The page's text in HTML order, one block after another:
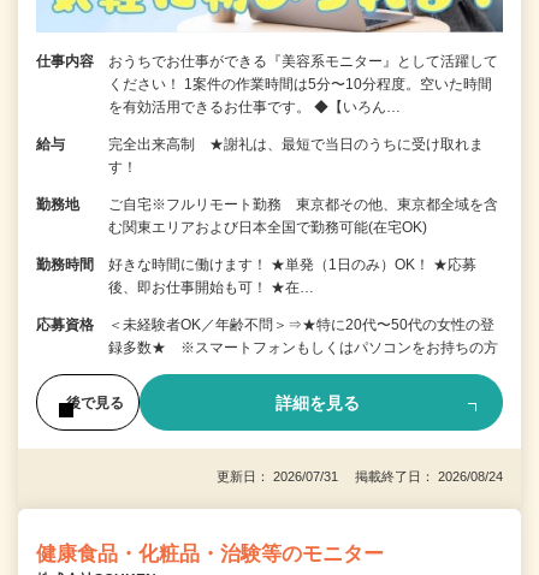
仕事内容
おうちでお仕事ができる『美容系モニター』として活躍して
ください！ 1案件の作業時間は5分〜10分程度。空いた時間
を有効活用できるお仕事です。 ◆【いろん…
給与
完全出来高制 ★謝礼は、最短で当日のうちに受け取れま
す！
勤務地
ご自宅※フルリモート勤務 東京都その他、東京都全域を含
む関東エリアおよび日本全国で勤務可能(在宅OK)
勤務時間
好きな時間に働けます！ ★単発（1日のみ）OK！ ★応募
後、即お仕事開始も可！ ★在…
応募資格
＜未経験者OK／年齢不問＞⇒★特に20代〜50代の女性の登
録多数★ ※スマートフォンもしくはパソコンをお持ちの方
後で見る 詳細を見る
更新日： 2026/07/31 掲載終了日： 2026/08/24
健康食品・化粧品・治験等のモニター